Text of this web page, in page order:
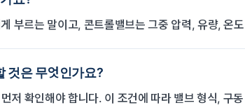
부르는 말이고, 콘트롤밸브는 그중 압력, 유량, 온
것은 무엇인가요?
저 확인해야 합니다. 이 조건에 따라 밸브 형식, 구